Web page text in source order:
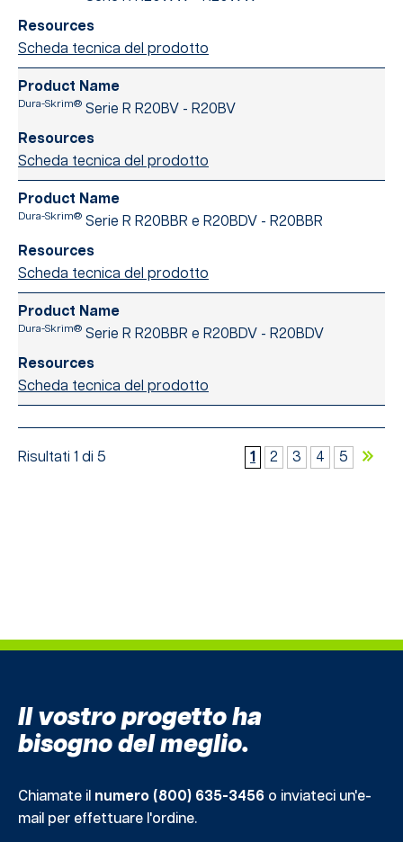
Scheda tecnica del prodotto
Dura-Skrim® Serie R R20BV - R20BV
Scheda tecnica del prodotto
Dura-Skrim® Serie R R20BBR e R20BDV - R20BBR
Scheda tecnica del prodotto
Dura-Skrim® Serie R R20BBR e R20BDV - R20BDV
Scheda tecnica del prodotto
Risultati 1 di 5 1 2 3 4 5
Il vostro progetto ha
bisogno del meglio.
Chiamate il numero (800) 635-3456 o inviateci un'e-
mail per effettuare l'ordine.